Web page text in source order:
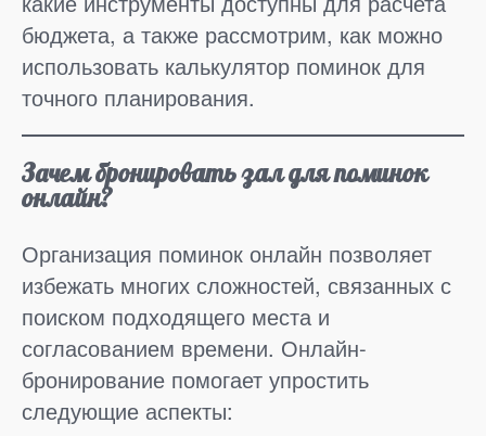
бюджета, а также рассмотрим, как можно
использовать калькулятор поминок для
точного планирования.
Зачем бронировать зал для поминок
онлайн?
Организация поминок онлайн позволяет
избежать многих сложностей, связанных с
поиском подходящего места и
согласованием времени. Онлайн-
бронирование помогает упростить
следующие аспекты: